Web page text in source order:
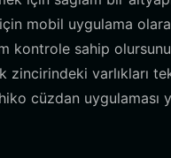
mobil uygulama
kontrole sahip
zincirindeki
cüzdan uygulaması